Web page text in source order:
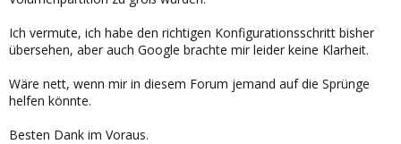
Ich vermute, ich habe den richtigen Konfigurationsschritt bisher
übersehen, aber auch Google brachte mir leider keine Klarheit.
Wäre nett, wenn mir in diesem Forum jemand auf die Sprünge
helfen könnte.
Besten Dank im Voraus.